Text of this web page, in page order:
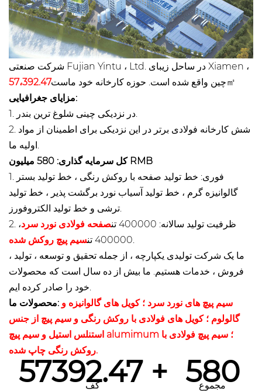
شرکت صنعتی Fujian Yintu ، Ltd. در ساحل زیبای Xiamen ،
چین واقع شده است. حوزه کارخانه خود ماست57،392.47
㎡
مزایای جغرافیایی:
2. شش کارخانه فولادی برتر در این نزدیکی برای اطمینان از مواد
کل سرمایه گذاری: 580 میلیون RMB
1. فوری: خط تولید صفحه با روکش رنگی ، خط تولید بستر
گالوانیزه گرم ، خط تولید آسیاب نورد برگشت پذیر ، خط تولید
2. ظرفیت تولید سالانه: 400000 تن
صفحه فولادی نورد سرد،
400000 تن
سیم پیچ روکش شده
ما یک شرکت تولیدی یکپارچه ، از جمله تحقیق و توسعه ، تولید ،
فروش ، خدمات هستیم. ما بیش از ده سال است که محصولات
محصولات ما: سیم پیچ های نورد سرد ؛ کویل های گالوانیزه و
گالولوم ؛ کویل های فولادی با روکش رنگی و سیم پیچ از جنس
استنلس استیل و سیم پیچ alumimum ؛ سیم پیچ فولادی با
روکش رنگی چاپ شده.
57392.47 +
کف
580
مجموع